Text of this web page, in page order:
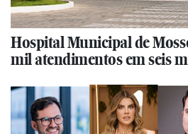
Hospital Municipal de
mil atendimentos em seis